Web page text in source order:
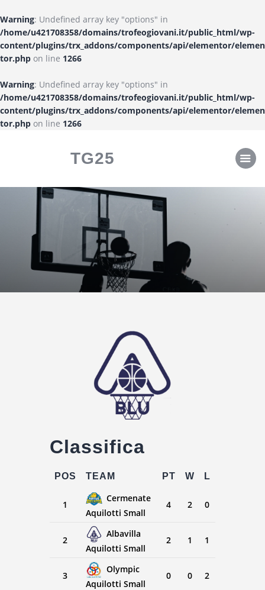
Warning: Undefined array key "options" in
/home/u421708358/domains/trofeogiovani.it/public_html/wp-
content/plugins/trx_addons/components/api/elementor/elemen
tor.php on line 1266
Warning: Undefined array key "options" in
/home/u421708358/domains/trofeogiovani.it/public_html/wp-
content/plugins/trx_addons/components/api/elementor/elemen
tor.php on line 1266
TG25
CALENDARI
Classifica
POS TEAM PT W L
1
Cermenate
Aquilotti Small
4 2 0
2
Albavilla
Aquilotti Small
2 1 1
3
Olympic
Aquilotti Small
0 0 2